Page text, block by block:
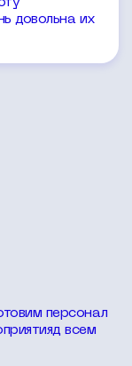
довольна их
персонал
всем